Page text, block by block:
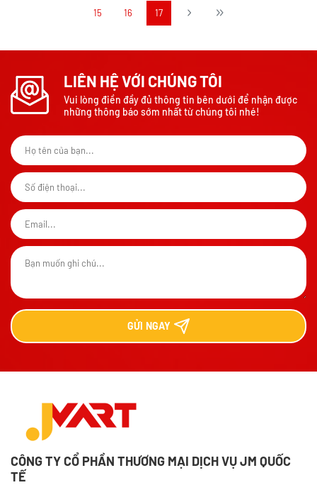
15 16 17
LIÊN HỆ VỚI CHÚNG TÔI
Vui lòng điền đầy đủ thông tin bên dưới để nhận được
những thông báo sớm nhất từ chúng tôi nhé!
GỬI NGAY
CÔNG TY CỔ PHẦN THƯƠNG MẠI DỊCH VỤ JM QUỐC
TẾ